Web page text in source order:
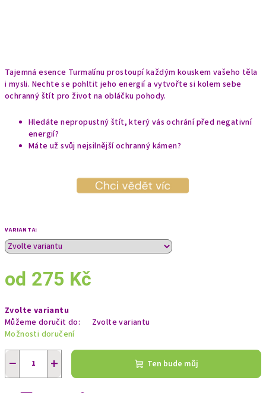
Tajemná esence Turmalínu prostoupí každým kouskem vašeho těla
i mysli. Nechte se pohltit jeho energií a vytvořte si kolem sebe
ochranný štít pro život na obláčku pohody.
Hledáte nepropustný štít, který vás ochrání před negativní
energií?
Máte už svůj nejsilnější ochranný kámen?
VARIANTA:
od 275 Kč
cena:
Zvolte variantu
Můžeme doručit do:
Zvolte variantu
Možnosti doručení
+
− Ten bude můj